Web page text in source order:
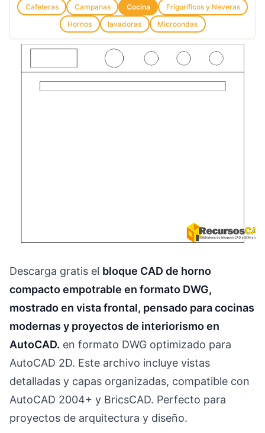
Cafeteras Campanas Cocina
Frigoríficos y Neveras
Hornos
lavadoras Microondas
Descarga gratis el bloque CAD de horno
compacto empotrable en formato DWG,
mostrado en vista frontal, pensado para cocinas
modernas y proyectos de interiorismo en
AutoCAD. en formato DWG optimizado para
AutoCAD 2D. Este archivo incluye vistas
detalladas y capas organizadas, compatible con
AutoCAD 2004+ y BricsCAD. Perfecto para
proyectos de arquitectura y diseño.